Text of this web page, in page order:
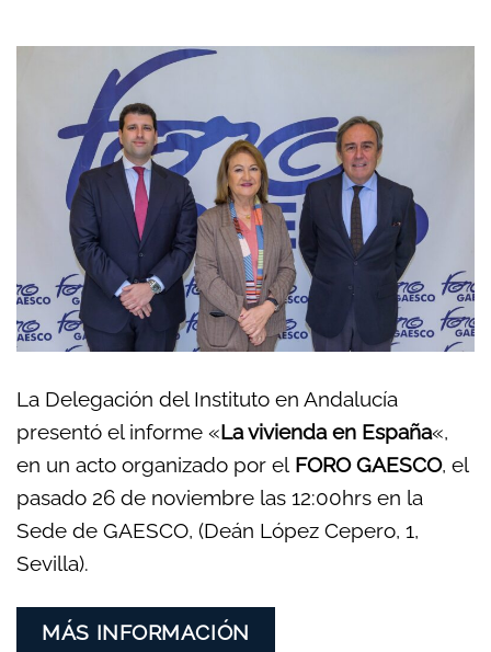
La Delegación del Instituto en Andalucía
presentó el informe «La vivienda en España«,
en un acto organizado por el FORO GAESCO, el
pasado 26 de noviembre las 12:00hrs en la
Sede de GAESCO, (Deán López Cepero, 1,
Sevilla).
MÁS INFORMACIÓN